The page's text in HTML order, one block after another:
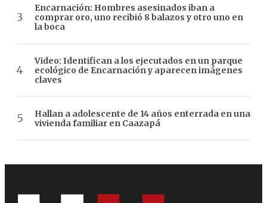
Encarnación: Hombres asesinados iban a
comprar oro, uno recibió 8 balazos y otro uno en
la boca
Video: Identifican a los ejecutados en un parque
ecológico de Encarnación y aparecen imágenes
claves
Hallan a adolescente de 14 años enterrada en una
vivienda familiar en Caazapá